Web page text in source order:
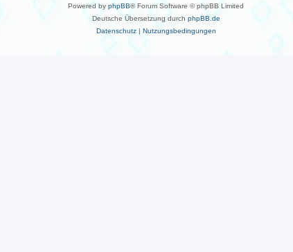
Powered by phpBB® Forum Software © phpBB Limited
Deutsche Übersetzung durch phpBB.de
Datenschutz| Nutzungsbedingungen